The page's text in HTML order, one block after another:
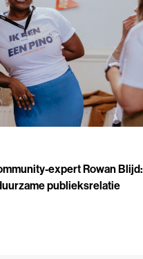
expert Rowan Blijd:
publieksrelatie